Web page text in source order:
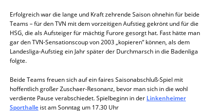
Erfolgreich war die lange und Kraft zehrende Saison ohnehin für beide
Teams – für den TVN mit dem vorzeitigen Aufstieg gekrönt und für die
HSG, die als Aufsteiger für mächtig Furore gesorgt hat. Fast hätte man
gar den TVN-Sensationscoup von 2003 „kopieren“ können, als dem
Landesliga-Aufstieg ein Jahr später der Durchmarsch in die Badenliga
folgte.
Beide Teams freuen sich auf ein faires Saisonabschluß-Spiel mit
hoffentlich großer Zuschaer-Resonanz, bevor man sich in die wohl
verdiente Pause verabschiedet. Spielbeginn in der Linkenheimer
Sporthalle ist am Sonntag um 17.30 Uhr